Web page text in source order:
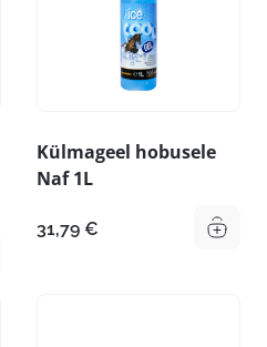
Külmageel hobusele
Naf 1L
31,79 €